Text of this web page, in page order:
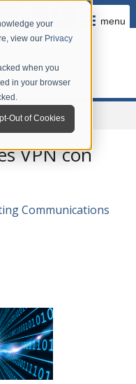
your
view our Privacy
when you
in your browser
Out of Cookies
menu
VPN con
Communications